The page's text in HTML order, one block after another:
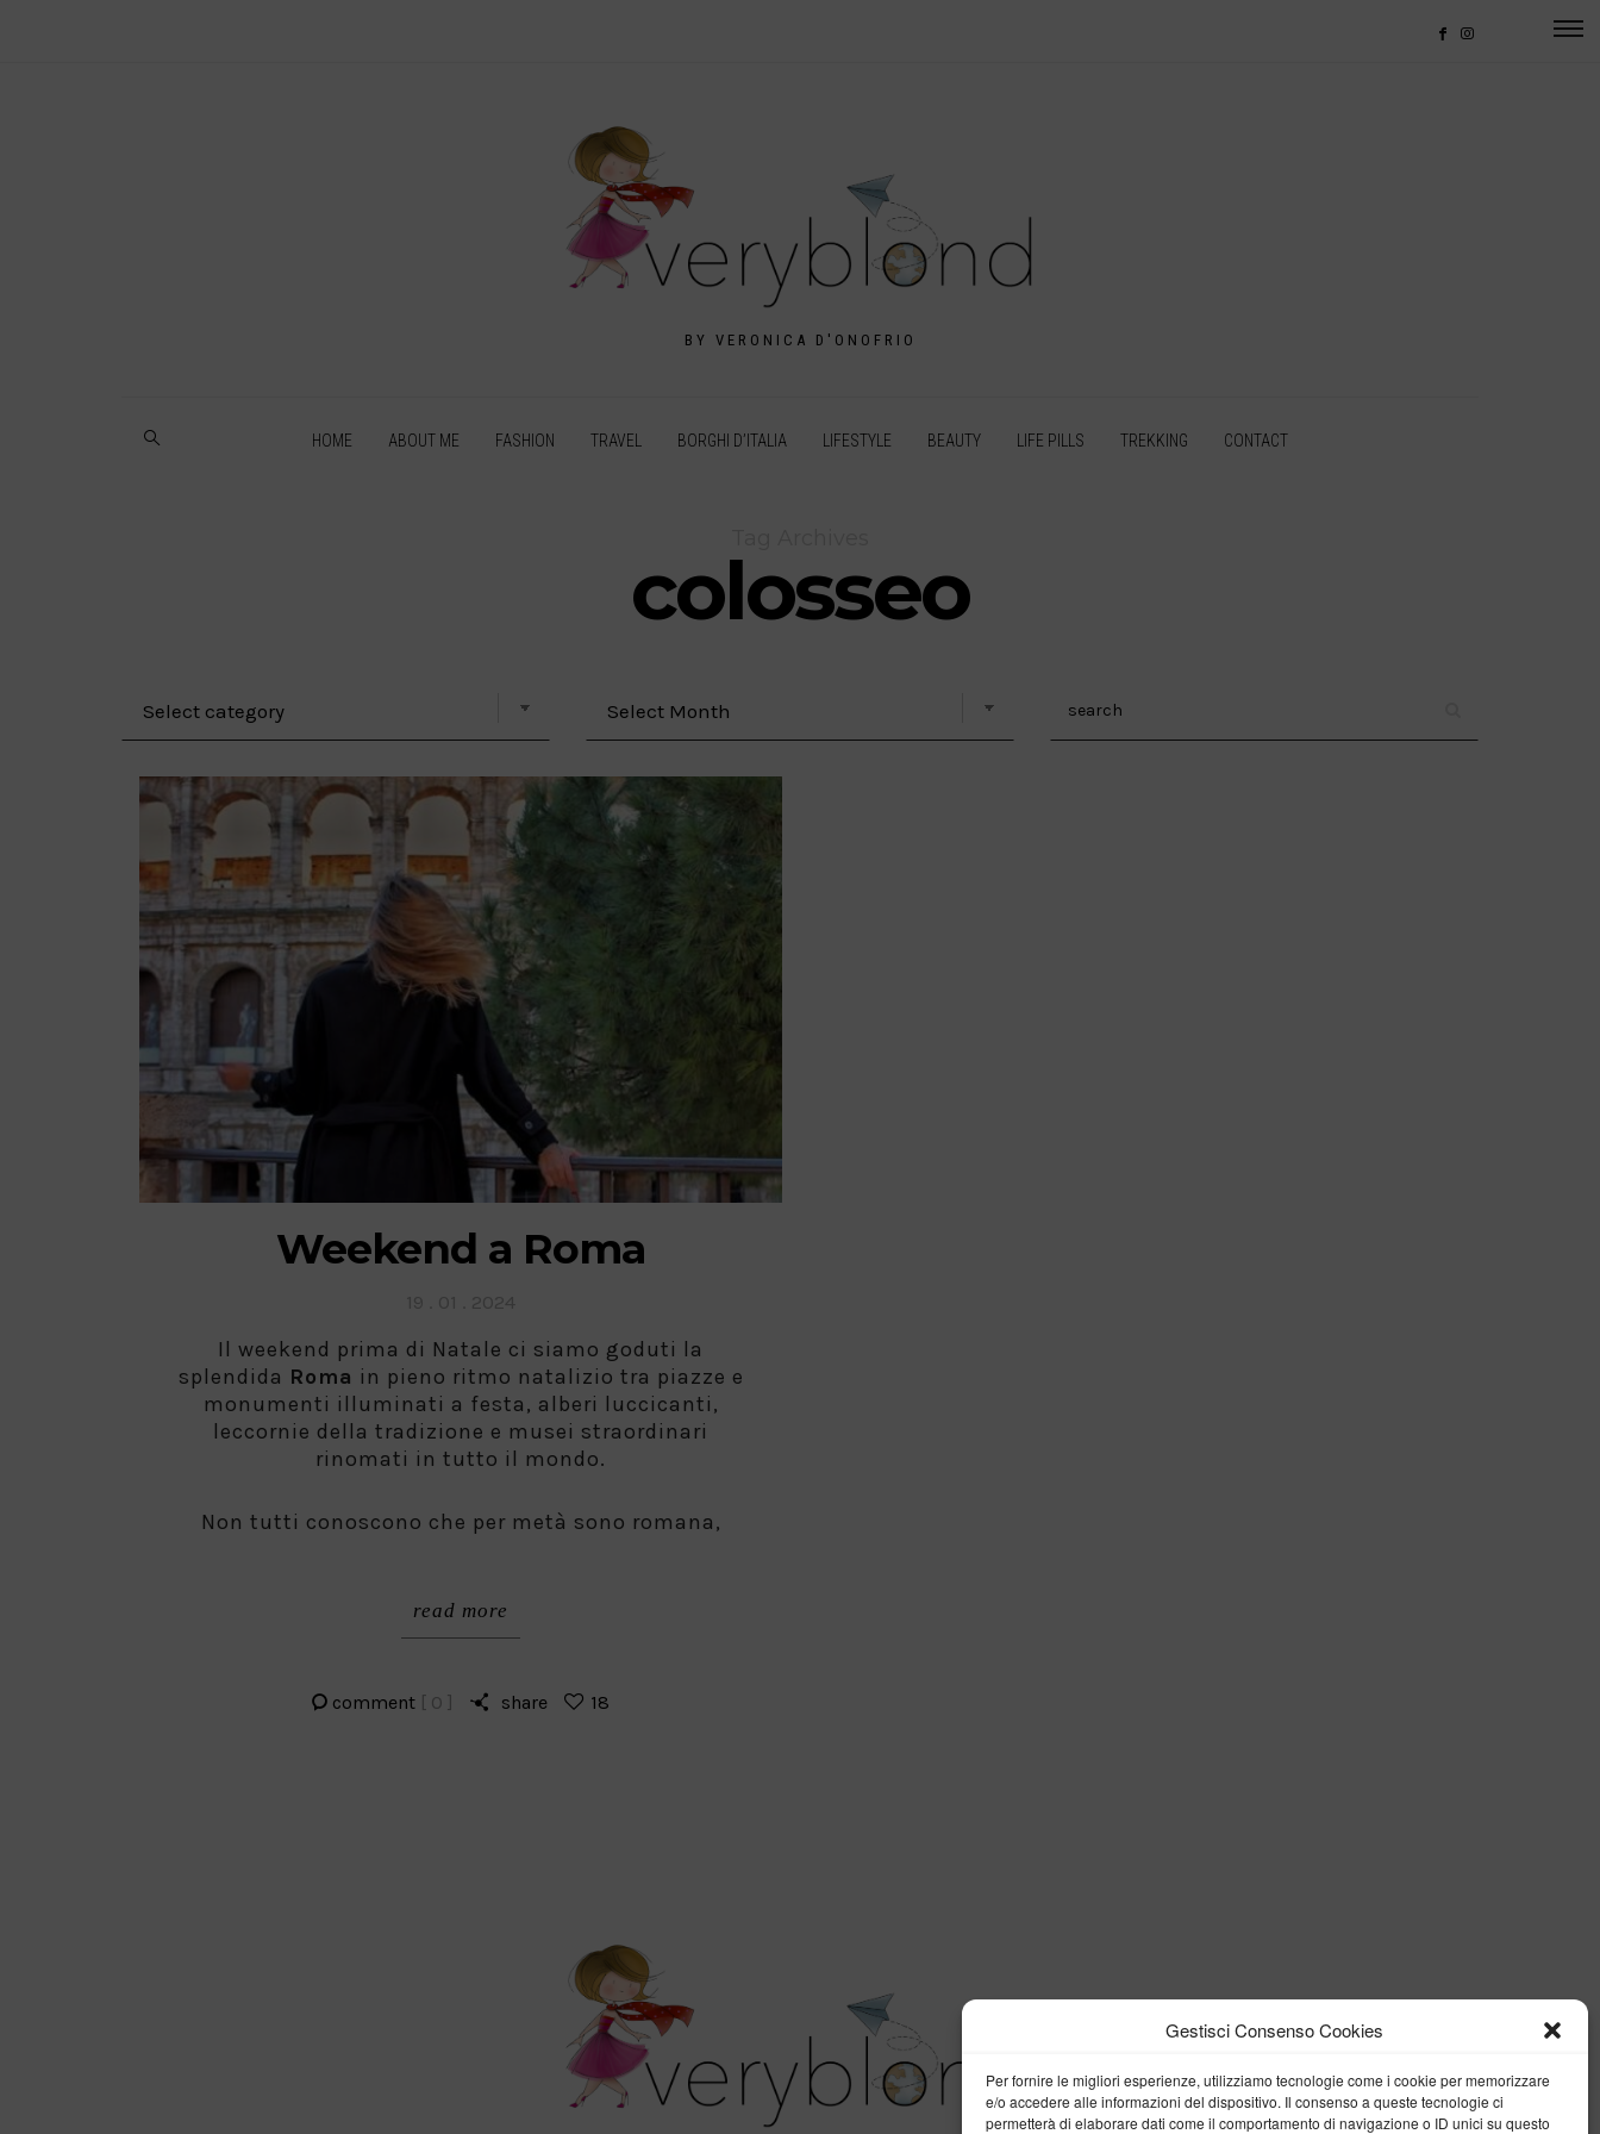
Gestisci Consenso Cookies
Per fornire le migliori esperienze, utilizziamo tecnologie come i cookie per memorizzare
e/o accedere alle informazioni del dispositivo. Il consenso a queste tecnologie ci
permetterà di elaborare dati come il comportamento di navigazione o ID unici su questo
BY VERONICA D'ONOFRIO
HOME ABOUT ME FASHION TRAVEL BORGHI D’ITALIA LIFESTYLE BEAUTY LIFE PILLS TREKKING CONTACT
colosseo
Weekend a Roma
Il weekend prima di Natale ci siamo goduti la
splendida Roma in pieno ritmo natalizio tra piazze e
monumenti illuminati a festa, alberi luccicanti,
leccornie della tradizione e musei straordinari
rinomati in tutto il mondo.
Non tutti conoscono che per metà sono romana,
read more
comment [ 0 ] share 18